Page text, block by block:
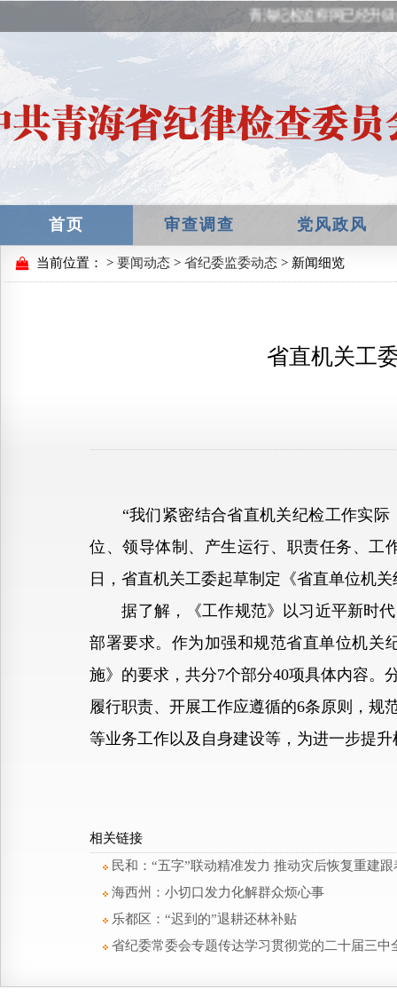
青海纪检监察网已经升
首页 审查调查 党风政风
当前位置： > 要闻动态 > 省纪委监委动态 > 新闻细览
省直机关工
“我们紧密结合省直机关纪检工作实际
位、领导体制、产生运行、职责任务、工
日，省直机关工委起草制定《省直单位机
据了解，《工作规范》以习近平新时代
部署要求。作为加强和规范省直单位机关
施》的要求，共分7个部分40项具体内容。
履行职责、开展工作应遵循的6条原则，规
等业务工作以及自身建设等，为进一步提
相关链接
民和：“五字”联动精准发力 推动灾后恢复重建跟
海西州：小切口发力化解群众烦心事
乐都区：“迟到的”退耕还林补贴
省纪委常委会专题传达学习贯彻党的二十届三中